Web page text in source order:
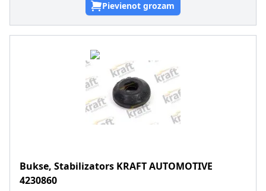
Pievienot grozam
Bukse, Stabilizators KRAFT AUTOMOTIVE
4230860